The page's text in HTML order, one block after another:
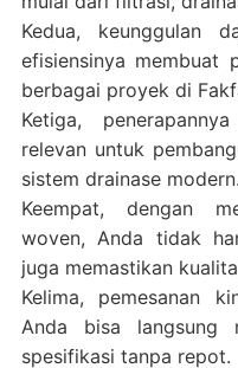
Kedua, keunggulan
efisiensinya membuat
berbagai proyek di
Ketiga,
relevan untuk
sistem drainase modern.
Keempat, dengan
woven, Anda tidak
juga memastikan
Kelima, pemesanan
Anda bisa langsung
spesifikasi tanpa repot.